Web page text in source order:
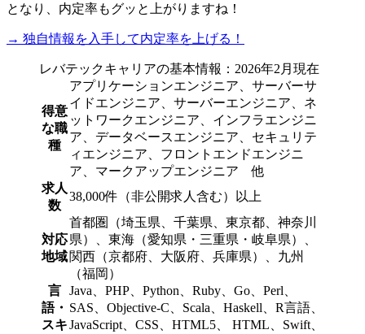
となり、 内定率もグッと上がりますね！
→ 独自情報を入手して内定率を上げる！
レバテックキャリアの基本情報：2026年2月現在
得意
な職
種
アプリケーションエンジニア、サーバーサ
イドエンジニア、サーバーエンジニア、ネ
ットワークエンジニア、インフラエンジニ
ア、データベースエンジニア、セキュリテ
ィエンジニア、フロントエンドエンジニ
ア、マークアップエンジニア 他
求人
数
38,000件（非公開求人含む）以上
対応
地域
首都圏（埼玉県、千葉県、東京都、神奈川
県）、東海（愛知県・三重県・岐阜県）、
関西（京都府、大阪府、兵庫県）、九州
（福岡）
言
語・
スキ
Java、PHP、Python、Ruby、Go、Perl、
SAS、Objective-C、Scala、Haskell、R言語、
JavaScript、CSS、HTML5、 HTML、Swift、